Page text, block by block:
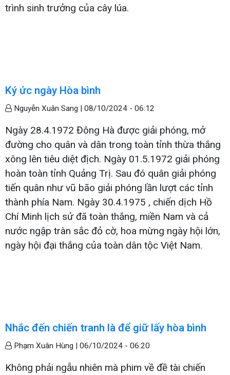
trình sinh trưởng của cây lúa.
Ký ức ngày Hòa bình
Nguyễn Xuân Sang | 08/10/2024 - 06:12
Ngày 28.4.1972 Đông Hà được giải phóng, mở
đường cho quân và dân trong toàn tỉnh thừa thắng
xông lên tiêu diệt địch. Ngày 01.5.1972 giải phóng
hoàn toàn tỉnh Quảng Trị. Sau đó quân giải phóng
tiến quân như vũ bão giải phóng lần lượt các tỉnh
thành phía Nam. Ngày 30.4.1975 , chiến dịch Hồ
Chí Minh lịch sử đã toàn thắng, miền Nam và cả
nước ngập tràn sắc đỏ cờ, hoa mừng ngày hội lớn,
ngày hội đại thắng của toàn dân tộc Việt Nam.
Nhắc đến chiến tranh là để giữ lấy hòa bình
Phạm Xuân Hùng | 06/10/2024 - 06:20
Không phải ngẫu nhiên mà phim về đề tài chiến